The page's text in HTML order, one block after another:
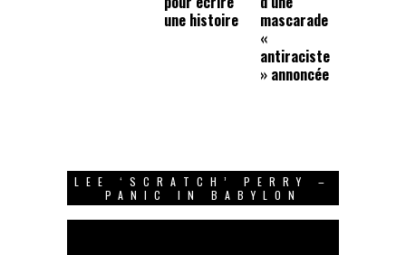
une histoire
mascarade
«
antiraciste
» annoncée
LEE ‘SCRATCH’ PERRY –
PANIC IN BABYLON